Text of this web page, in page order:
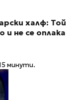
халф: Той
и не се оплака
минути.